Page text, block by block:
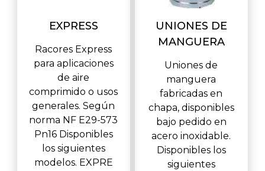
EXPRESS
Racores Express
para aplicaciones
de aire
comprimido o usos
generales. Según
norma NF E29-573
Pn16 Disponibles
los siguientes
modelos. EXPRE
UNIONES DE
MANGUERA
Uniones de
manguera
fabricadas en
chapa, disponibles
bajo pedido en
acero inoxidable.
Disponibles los
siguientes